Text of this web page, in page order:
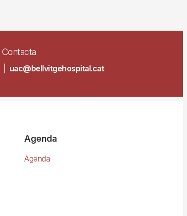
Contacta
uac@bellvitgehospital.cat
Agenda
Agenda